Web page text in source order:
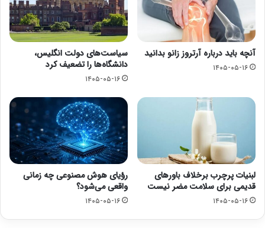
آنچه باید درباره آرتروز زانو بدانید
۱۴۰۵-۰۵-۱۶
سیاست‌های دولت انگلیس،
دانشگاه‌ها را تضعیف کرد
۱۴۰۵-۰۵-۱۶
لبنیات پرچرب برخلاف باورهای
قدیمی برای سلامت مضر نیست
۱۴۰۵-۰۵-۱۶
رؤیای هوش مصنوعی چه زمانی
واقعی می‌شود؟
۱۴۰۵-۰۵-۱۶